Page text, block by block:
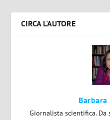
CIRCA L'AUTORE
Giornalista scientifica.